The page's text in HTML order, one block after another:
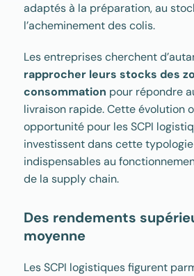
adaptés à la préparation, au
l’acheminement des colis.
Les entreprises cherchent
rapprocher leurs stocks des
consommation pour répondre
livraison rapide. Cette évolution
opportunité pour les SCPI
investissent dans cette
indispensables au
de la supply chain.
Des rendements
moyenne
Les SCPI logistiques figurent